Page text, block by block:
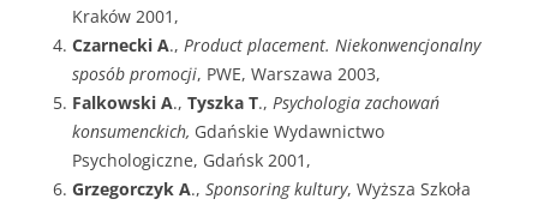
Kraków 2001,
Czarnecki A., Product placement. Niekonwencjonalny
sposób promocji, PWE, Warszawa 2003,
Falkowski A., Tyszka T., Psychologia zachowań
konsumenckich, Gdańskie Wydawnictwo
Psychologiczne, Gdańsk 2001,
Grzegorczyk A., Sponsoring kultury, Wyższa Szkoła